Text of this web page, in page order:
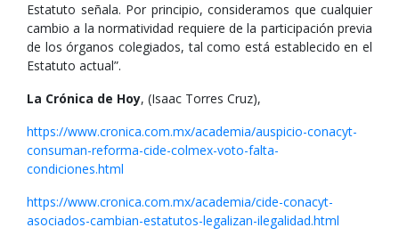
Estatuto señala. Por principio, consideramos que cualquier
cambio a la normatividad requiere de la participación previa
de los órganos colegiados, tal como está establecido en el
Estatuto actual”.
La Crónica de Hoy, (Isaac Torres Cruz),
https://www.cronica.com.mx/academia/auspicio-conacyt-
consuman-reforma-cide-colmex-voto-falta-
condiciones.html
https://www.cronica.com.mx/academia/cide-conacyt-
asociados-cambian-estatutos-legalizan-ilegalidad.html